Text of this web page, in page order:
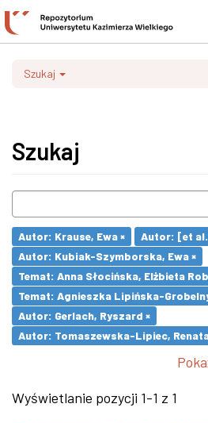
Szukaj
Szukaj
Autor: Krause, Ewa ×
Autor: [et
Autor: Kubiak-Szymborska, Ewa ×
Temat: Anna Słocińska, Elżbieta
Temat: Agnieszka Lipińska-
Autor: Gerlach, Ryszard ×
Autor: Tomaszewska-Lipiec,
Wyświetlanie pozycji 1-1 z 1